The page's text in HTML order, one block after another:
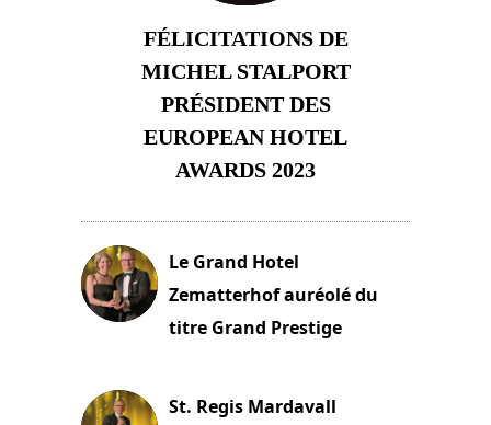
FÉLICITATIONS DE
MICHEL STALPORT
PRÉSIDENT DES
EUROPEAN HOTEL
AWARDS 2023
Le Grand Hotel
Zematterhof auréolé du
titre Grand Prestige
St. Regis Mardavall